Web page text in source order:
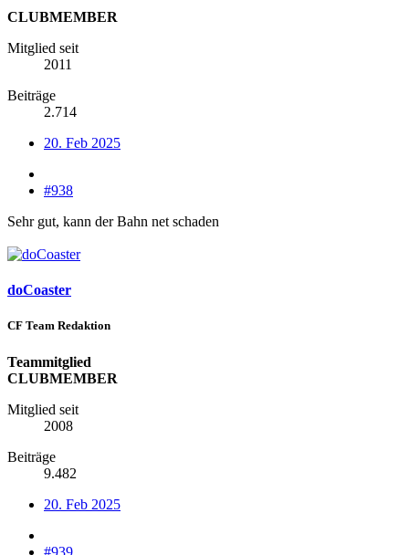
CLUBMEMBER
Mitglied seit
2011
Beiträge
2.714
20. Feb 2025
#938
Sehr gut, kann der Bahn net schaden
doCoaster
CF Team Redaktion
Teammitglied
CLUBMEMBER
Mitglied seit
2008
Beiträge
9.482
20. Feb 2025
#939